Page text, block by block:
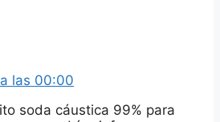
las 00:00
soda cáustica 99% para